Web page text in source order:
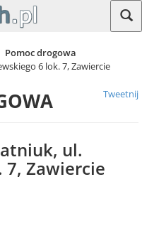
Pomoc drogowa
6 lok. 7, Zawiercie
Tweetnij
ul.
7, Zawiercie